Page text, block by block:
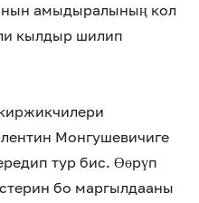
амыдыралының кол
кылдыр шилип
Монгушевичиге
тур бис. Өөрүп
бо маргылдааны